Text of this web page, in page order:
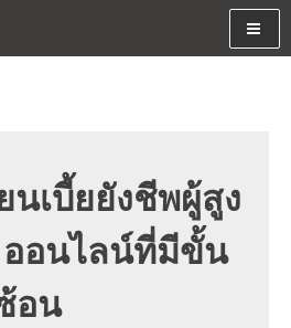
มีรีไฟแนนซ์ด้วย
นเบี้ยยังชีพผู้สูง
ออนไลน์ที่มีขั้น
อน